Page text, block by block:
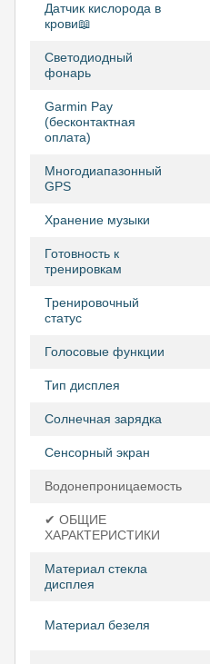
Датчик кислорода в
крови📖
Светодиодный
фонарь
Garmin Pay
(бесконтактная
оплата)
Многодиапазонный
GPS
Хранение музыки
Готовность к
тренировкам
Тренировочный
статус
Голосовые функции
Тип дисплея
Солнечная зарядка
Сенсорный экран
Водонепроницаемость
✔ ОБЩИЕ
ХАРАКТЕРИСТИКИ
Материал стекла
дисплея
Материал безеля